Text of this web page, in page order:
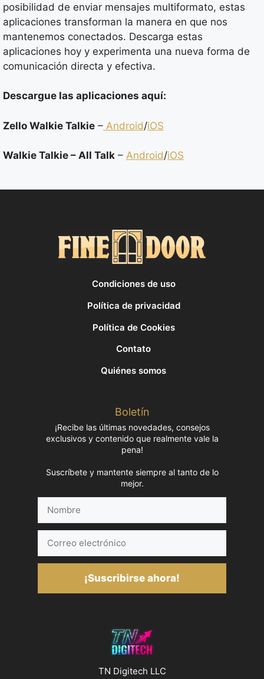
posibilidad de enviar mensajes multiformato, estas
aplicaciones transforman la manera en que nos
mantenemos conectados. Descarga estas
aplicaciones hoy y experimenta una nueva forma de
comunicación directa y efectiva.
Descargue las aplicaciones aquí:
Zello Walkie Talkie – Android/iOS
Walkie Talkie – All Talk – Android/iOS
Condiciones de uso
Política de privacidad
Política de Cookies
Contato
Quiénes somos
Boletín
¡Recibe las últimas novedades, consejos
exclusivos y contenido que realmente vale la
pena!
Suscríbete y mantente siempre al tanto de lo
mejor.
electrónico
¡Suscribirse ahora!
TN Digitech LLC